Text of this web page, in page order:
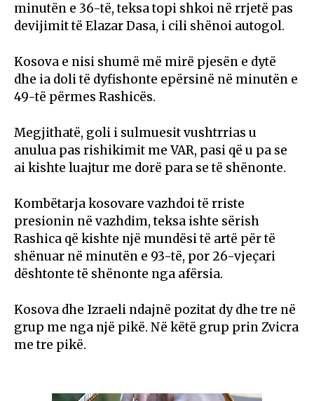
minutën e 36-të, teksa topi shkoi në rrjetë pas
devijimit të Elazar Dasa, i cili shënoi autogol.
Kosova e nisi shumë më mirë pjesën e dytë
dhe ia doli të dyfishonte epërsinë në minutën e
49-të përmes Rashicës.
Megjithatë, goli i sulmuesit vushtrrias u
anulua pas rishikimit me VAR, pasi që u pa se
ai kishte luajtur me dorë para se të shënonte.
Kombëtarja kosovare vazhdoi të rriste
presionin në vazhdim, teksa ishte sërish
Rashica që kishte një mundësi të artë për të
shënuar në minutën e 93-të, por 26-vjeçari
dështonte të shënonte nga afërsia.
Kosova dhe Izraeli ndajnë pozitat dy dhe tre në
grup me nga një pikë. Në këtë grup prin Zvicra
me tre pikë.